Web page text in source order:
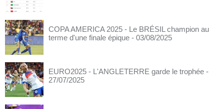
COPA AMERICA 2025 - Le BRÉSIL champion au
terme d'une finale épique - 03/08/2025
EURO2025 - L'ANGLETERRE garde le trophée -
27/07/2025